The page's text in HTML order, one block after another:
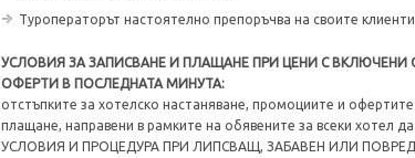
Туроператорът настоятелно препоръчва на своите
УСЛОВИЯ ЗА ЗАПИСВАНЕ И ПЛАЩАНЕ ПРИ ЦЕНИ С
ОФЕРТИ В ПОСЛЕДНАТА МИНУТА:
отстъпките за хотелско настаняване, промоциите и
плащане, направени в рамките на обявените за всеки хотел
УСЛОВИЯ И ПРОЦЕДУРА ПРИ ЛИПСВАЩ, ЗАБАВЕН ИЛИ